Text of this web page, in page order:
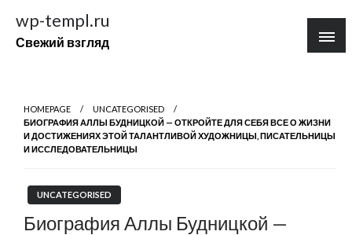
содержимому
wp-templ.ru
Свежий взгляд
HOMEPAGE
UNCATEGORISED
БИОГРАФИЯ АЛЛЫ БУДНИЦКОЙ — ОТКРОЙТЕ ДЛЯ СЕБЯ ВСЕ О ЖИЗНИ
И ДОСТИЖЕНИЯХ ЭТОЙ ТАЛАНТЛИВОЙ ХУДОЖНИЦЫ, ПИСАТЕЛЬНИЦЫ
И ИССЛЕДОВАТЕЛЬНИЦЫ
UNCATEGORISED
Биография Аллы Будницкой —